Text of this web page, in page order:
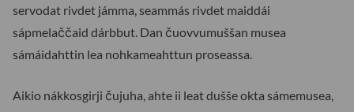
servodat rivdet jámma, seammás rivdet maiddái
sápmelaččaid dárbbut. Dan čuovvumuššan musea
sámáidahttin lea nohkameahttun proseassa.
Aikio nákkosgirji čujuha, ahte ii leat dušše okta sámemusea,